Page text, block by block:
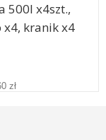
500l x4szt.,
kranik x4
zł